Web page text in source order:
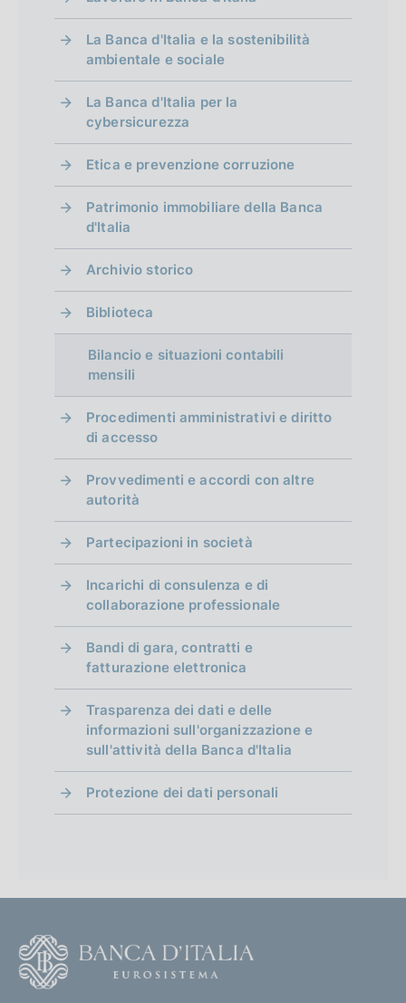
La Banca d'Italia e la sostenibilità
ambientale e sociale
La Banca d'Italia per la
cybersicurezza
Etica e prevenzione corruzione
Patrimonio immobiliare della Banca
d'Italia
Archivio storico
Biblioteca
Bilancio e situazioni contabili
mensili
Procedimenti amministrativi e diritto
di accesso
Provvedimenti e accordi con altre
autorità
Partecipazioni in società
Incarichi di consulenza e di
collaborazione professionale
Bandi di gara, contratti e
fatturazione elettronica
Trasparenza dei dati e delle
informazioni sull'organizzazione e
sull'attività della Banca d'Italia
Protezione dei dati personali